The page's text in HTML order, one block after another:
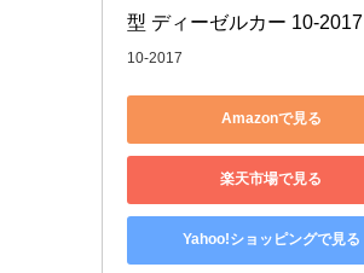
型 ディーゼルカー 10-2017
10-2017
Amazonで見る
楽天市場で見る
Yahoo!ショッピングで見る